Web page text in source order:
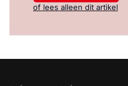
of lees alleen dit artikel